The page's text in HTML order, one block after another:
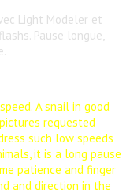
Light Modeler et
Pause longue,
A snail in good
requested
such low speeds
it is a long pause
patience and finger
and direction in the